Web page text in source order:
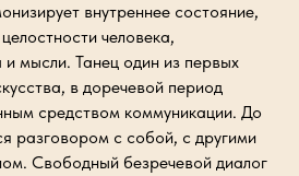
внутреннее состояние,
человека,
и мысли. Танец один из первых
в доречевой период
средством коммуникации. До
разговором с собой, с другими
Свободный безречевой диалог